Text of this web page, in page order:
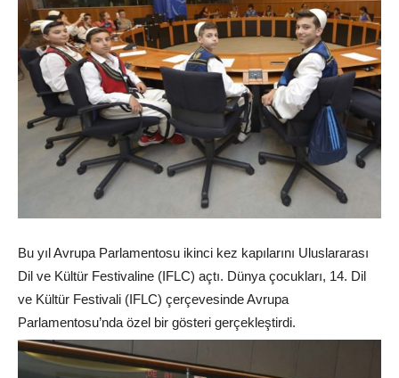
Bu yıl Avrupa Parlamentosu ikinci kez kapılarını Uluslararası
Dil ve Kültür Festivaline (IFLC) açtı. Dünya çocukları, 14. Dil
ve Kültür Festivali (IFLC) çerçevesinde Avrupa
Parlamentosu’nda özel bir gösteri gerçekleştirdi.